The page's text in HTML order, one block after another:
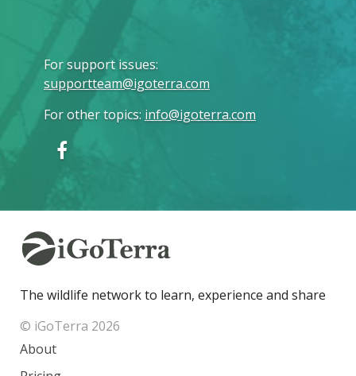
For support issues:
supportteam@igoterra.com
For other topics: info@igoterra.com
The wildlife network to learn, experience and share
© iGoTerra 2026
About